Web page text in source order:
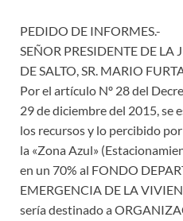
PEDIDO DE INFORMES.-
SEÑOR PRESIDENTE DE
DE SALTO, SR. MARIO
Por el artículo Nº 28 del
29 de diciembre del 2015, se
los recursos y lo percibido
la «Zona Azul»
en un 70% al FONDO
EMERGENCIA DE LA
sería destinado a